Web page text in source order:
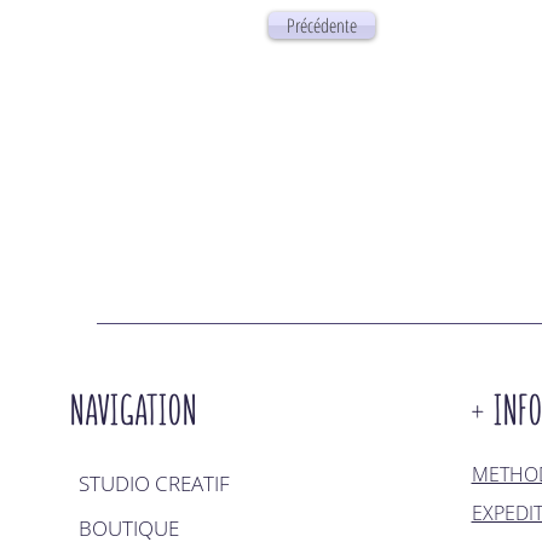
Précédente
NAVIGATION
STUDIO CREATIF
BOUTIQUE
+